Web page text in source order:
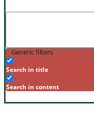
Generic filters
Search in title
Search in content